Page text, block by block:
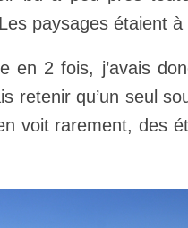
paysages étaient
en 2 fois, j’avais
retenir qu’un seul
voit rarement, des